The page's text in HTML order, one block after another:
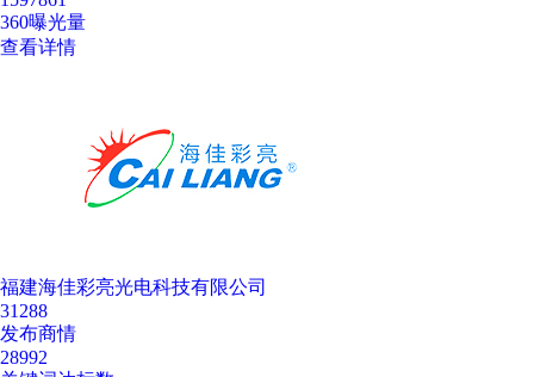
360曝光量
查看详情
福建海佳彩亮光电科技有限公司
31288
发布商情
28992